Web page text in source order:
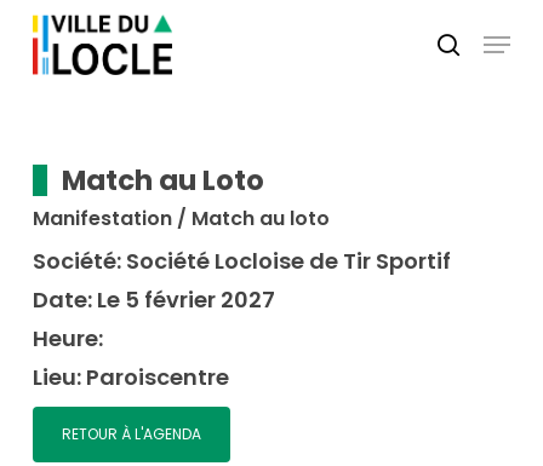
Skip
main
search
Menu
Match au Loto
Manifestation / Match au loto
Société:Société Locloise de Tir Sportif
Date:Le 5 février 2027
Heure:
Lieu:Paroiscentre
RETOUR À L'AGENDA